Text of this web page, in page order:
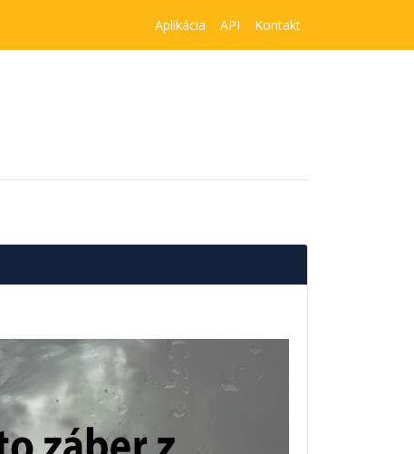
Aplikácia API Kontakt